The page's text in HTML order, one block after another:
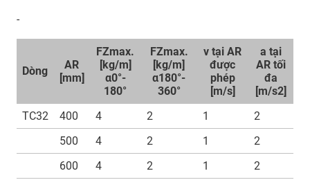
-
Dòng
AR
[mm]
FZmax.
[kg/m]
α0°-
180°
FZmax.
[kg/m]
α180°-
360°
v tại AR
được
phép
[m/s]
a tại
AR tối
đa
[m/s2]
TC32
400 4 2 1
2
500
4 2 1
2
600
4 2 1
2